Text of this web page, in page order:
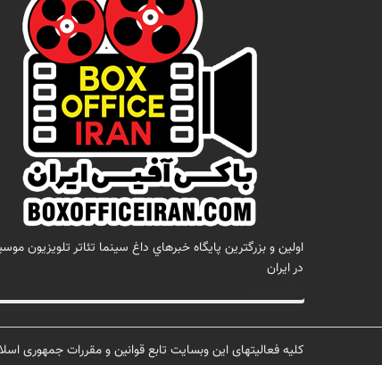
اولين و بزرگترين پايگاه خبرهاي داغ سينما تئاتر تلويزيون
در ايران
کلیه فعالیتهای این وبسایت تابع قوانین و مقررات جمهوری